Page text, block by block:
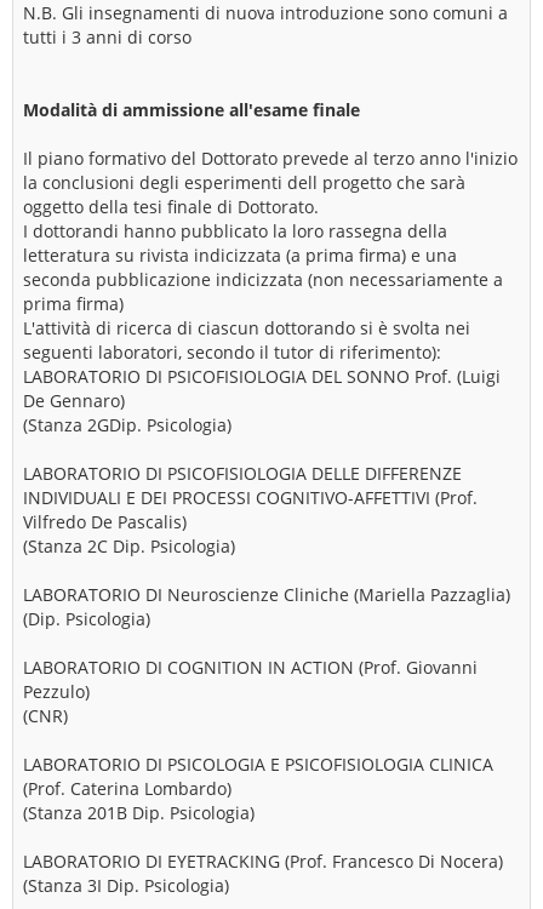
N.B. Gli insegnamenti di nuova introduzione sono comuni a
tutti i 3 anni di corso
Modalità di ammissione all'esame finale
Il piano formativo del Dottorato prevede al terzo anno l'inizio
la conclusioni degli esperimenti dell progetto che sarà
oggetto della tesi finale di Dottorato.
I dottorandi hanno pubblicato la loro rassegna della
letteratura su rivista indicizzata (a prima firma) e una
seconda pubblicazione indicizzata (non necessariamente a
prima firma)
L'attività di ricerca di ciascun dottorando si è svolta nei
seguenti laboratori, secondo il tutor di riferimento):
LABORATORIO DI PSICOFISIOLOGIA DEL SONNO Prof. (Luigi
De Gennaro)
(Stanza 2GDip. Psicologia)
LABORATORIO DI PSICOFISIOLOGIA DELLE DIFFERENZE
INDIVIDUALI E DEI PROCESSI COGNITIVO-AFFETTIVI (Prof.
Vilfredo De Pascalis)
(Stanza 2C Dip. Psicologia)
LABORATORIO DI Neuroscienze Cliniche (Mariella Pazzaglia)
(Dip. Psicologia)
LABORATORIO DI COGNITION IN ACTION (Prof. Giovanni
Pezzulo)
(CNR)
LABORATORIO DI PSICOLOGIA E PSICOFISIOLOGIA CLINICA
(Prof. Caterina Lombardo)
(Stanza 201B Dip. Psicologia)
LABORATORIO DI EYETRACKING (Prof. Francesco Di Nocera)
(Stanza 3I Dip. Psicologia)